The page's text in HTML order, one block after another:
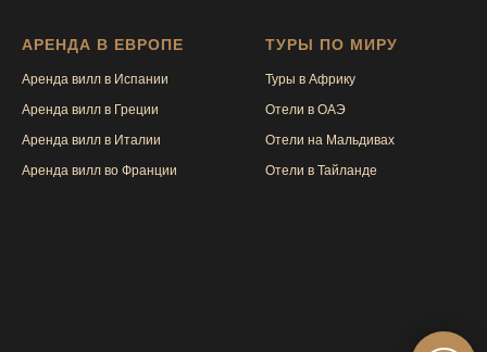
АРЕНДА В ЕВРОПЕ
Аренда вилл в Испании
Аренда вилл в Греции
Аренда вилл в Италии
Аренда вилл во Франции
ТУРЫ ПО МИРУ
Туры в Африку
Отели в ОАЭ
Отели на Мальдивах
Отели в Тайланде